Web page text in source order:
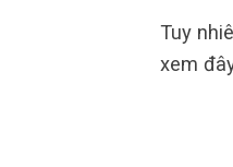
Tuy
xem